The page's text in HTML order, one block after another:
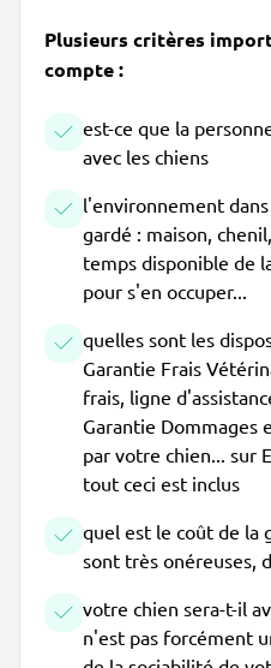
Plusieurs critères
compte :
est-ce que la
avec les chiens
l'environnement
gardé : maison,
temps disponible de
pour s'en occuper...
quelles sont les
Garantie Frais
frais, ligne
Garantie Dommages
par votre chien... sur
tout ceci est inclus
quel est le coût de la
sont très onéreuses,
votre chien sera-t-il
n'est pas forcément